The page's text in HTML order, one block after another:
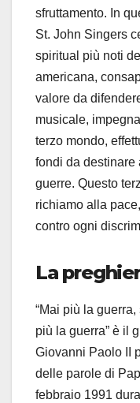
sfruttamento. In
St. John Singers
spiritual più noti
americana,
valore da
musicale,
terzo mondo,
fondi da destinare
guerre. Questo
richiamo alla
contro ogni
La
“Mai più la
più la guerra” è il
Giovanni Paolo II
delle parole di
febbraio 1991